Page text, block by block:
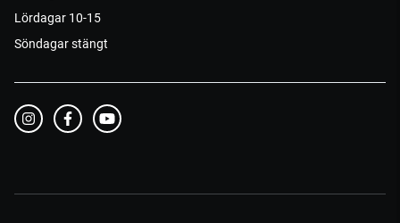
Lördagar 10-15
Söndagar stängt